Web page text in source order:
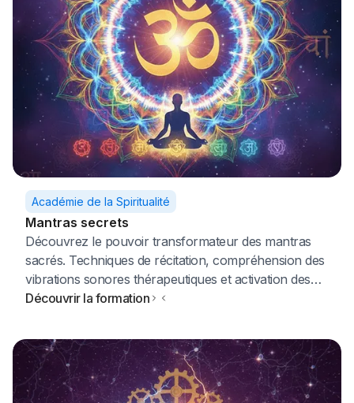
Académie de la Spiritualité
Mantras secrets
Découvrez le pouvoir transformateur des mantras
sacrés. Techniques de récitation, compréhension des
vibrations sonores thérapeutiques et activation des
centres énergétiques par le son pour élévation
Découvrir la formation